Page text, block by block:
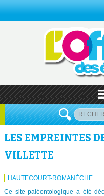
LES EMPREINTES
VILLETTE
HAUTECOURT-ROMANÈCHE
Ce site paléontologique a été